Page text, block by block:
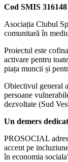
Cod SMIS 316148
Asociația Clubul
comunitară în
Proiectul este
activare pentru
piața muncii și
Obiectivul general
persoane
dezvoltate (Sud
Un demers
PROSOCIAL
accent pe
în economia